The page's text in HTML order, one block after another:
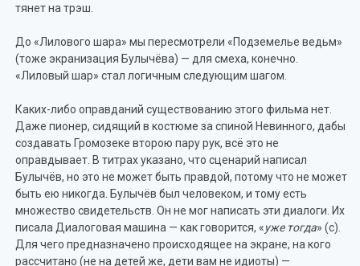
тянет на трэш.
До «Лилового шара» мы пересмотрели «Подземелье ведьм»
(тоже экранизация Булычёва) — для смеха, конечно.
«Лиловый шар» стал логичным следующим шагом.
Каких-либо оправданий существованию этого фильма нет.
Даже пионер, сидящий в костюме за спиной Невинного, дабы
создавать Громозеке второю пару рук, всё это не
оправдывает. В титрах указано, что сценарий написал
Булычёв, но это не может быть правдой, потому что не может
быть ею никогда. Булычёв был человеком, и тому есть
множество свидетельств. Он не мог написать эти диалоги. Их
писала Диалоговая машина — как говорится, «уже тогда» (с).
Для чего предназначено происходящее на экране, на кого
рассчитано (не на детей же, дети вам не идиоты) —